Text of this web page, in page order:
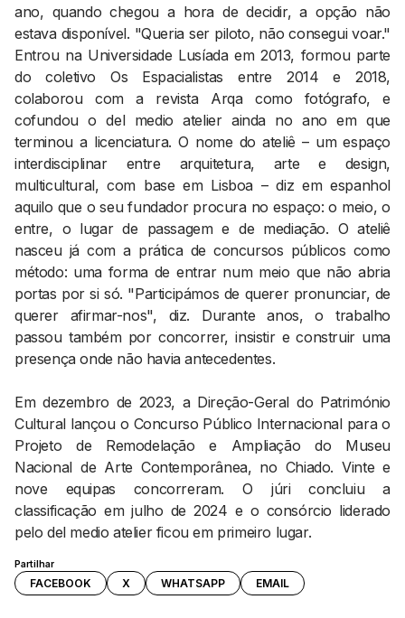
Partilhar
FACEBOOK X WHATSAPP EMAIL
ano, quando chegou a hora de decidir, a opção não
estava disponível. "Queria ser piloto, não consegui voar."
Entrou na Universidade Lusíada em 2013, formou parte
do coletivo Os Espacialistas entre 2014 e 2018,
colaborou com a revista Arqa como fotógrafo, e
cofundou o del medio atelier ainda no ano em que
terminou a licenciatura. O nome do ateliê – um espaço
interdisciplinar entre arquitetura, arte e design,
multicultural, com base em Lisboa – diz em espanhol
aquilo que o seu fundador procura no espaço: o meio, o
entre, o lugar de passagem e de mediação. O ateliê
nasceu já com a prática de concursos públicos como
método: uma forma de entrar num meio que não abria
portas por si só. "Participámos de querer pronunciar, de
querer afirmar-nos", diz. Durante anos, o trabalho
passou também por concorrer, insistir e construir uma
presença onde não havia antecedentes.
Em dezembro de 2023, a Direção-Geral do Património
Cultural lançou o Concurso Público Internacional para o
Projeto de Remodelação e Ampliação do Museu
Nacional de Arte Contemporânea, no Chiado. Vinte e
nove equipas concorreram. O júri concluiu a
classificação em julho de 2024 e o consórcio liderado
pelo del medio atelier ficou em primeiro lugar.